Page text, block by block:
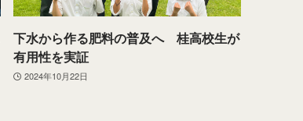
下水から作る肥料の普及へ 桂高校生が
有用性を実証
2024年10月22日